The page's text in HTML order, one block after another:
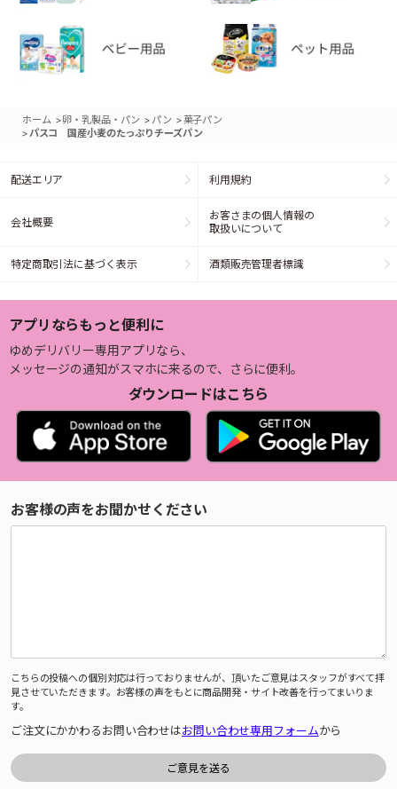
ホーム >卵・乳製品・パン > パン >菓子パン
> パスコ 国産小麦のたっぷりチーズパン
配送エリア 利用規約
会社概要
お客さまの個人情報の
取扱いについて
特定商取引法に基づく表示 酒類販売管理者標識
アプリならもっと便利に
ゆめデリバリー専用アプリなら、
メッセージの通知がスマホに来るので、さらに便利。
ダウンロードはこちら
お客様の声をお聞かせください
こちらの投稿への個別対応は行っておりませんが、頂いたご意見はスタッフがすべて拝
見させていただきます。お客様の声をもとに商品開発・サイト改善を行ってまいりま
す。
ご注文にかかわるお問い合わせはお問い合わせ専用フォームから